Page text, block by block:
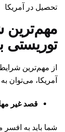
تحصیل در آمریکا
مهم‌ترین
توریستی
آمریکا، می‌توان
قصد غیر
شما باید به افسر